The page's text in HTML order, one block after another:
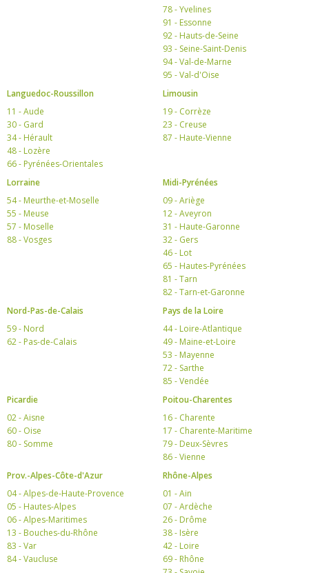
78 - Yvelines
91 - Essonne
92 - Hauts-de-Seine
93 - Seine-Saint-Denis
94 - Val-de-Marne
95 - Val-d'Oise
Languedoc-Roussillon
11 - Aude
30 - Gard
34 - Hérault
48 - Lozère
66 - Pyrénées-Orientales
Limousin
19 - Corrèze
23 - Creuse
87 - Haute-Vienne
Lorraine
54 - Meurthe-et-Moselle
55 - Meuse
57 - Moselle
88 - Vosges
Midi-Pyrénées
09 - Ariège
12 - Aveyron
31 - Haute-Garonne
32 - Gers
46 - Lot
65 - Hautes-Pyrénées
81 - Tarn
82 - Tarn-et-Garonne
Nord-Pas-de-Calais
59 - Nord
62 - Pas-de-Calais
Pays de la Loire
44 - Loire-Atlantique
49 - Maine-et-Loire
53 - Mayenne
72 - Sarthe
85 - Vendée
Picardie
02 - Aisne
60 - Oise
80 - Somme
Poitou-Charentes
16 - Charente
17 - Charente-Maritime
79 - Deux-Sèvres
86 - Vienne
Prov.-Alpes-Côte-d'Azur
04 - Alpes-de-Haute-Provence
05 - Hautes-Alpes
06 - Alpes-Maritimes
13 - Bouches-du-Rhône
83 - Var
84 - Vaucluse
Rhône-Alpes
01 - Ain
07 - Ardèche
26 - Drôme
38 - Isère
42 - Loire
69 - Rhône